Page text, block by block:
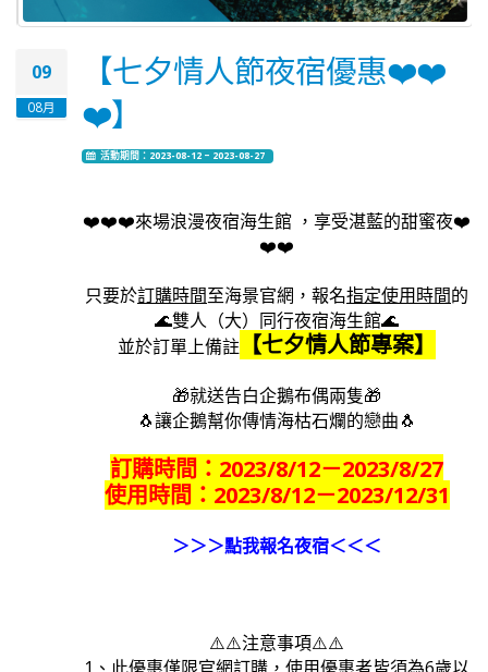
09
08月
【七夕情人節夜宿優惠❤️❤️
❤️】
活動期間：2023-08-12 ~ 2023-08-27
❤️❤️❤️來場浪漫夜宿海生館 ，享受湛藍的甜蜜夜❤️
❤️❤️
只要於訂購時間至海景官網，報名指定使用時間的
🌊雙人（大）同行夜宿海生館🌊
並於訂單上備註
【七夕情人節專案】
🎁就送告白企鵝布偶兩隻🎁
🐧讓企鵝幫你傳情海枯石爛的戀曲🐧
訂購時間：2023/8/12－2023/8/27
使用時間：2023/8/12－2023/12/31
＞＞＞點我報名夜宿＜＜＜
⚠️⚠️注意事項⚠️⚠️